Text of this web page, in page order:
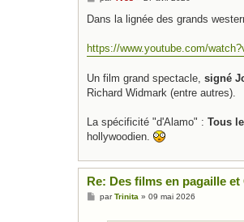
s
g
e
Dans la lignée des grands
https://www.youtube.com/
Un film grand spectacle, signé
Richard Widmark (entre autres).
La spécificité "d'Alamo" : Tous
hollywoodien.
Re: Des films en pagaille et
MparTrinita » 09 mai 2026